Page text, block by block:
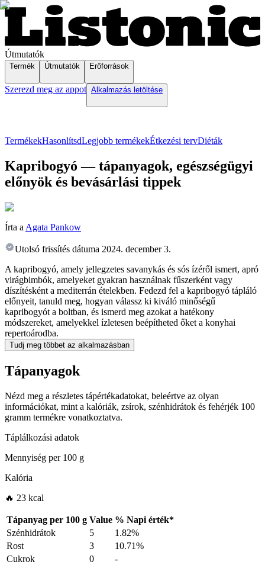
Útmutatók
Termék Útmutatók Erőforrások
Szerezd meg az appot Alkalmazás letöltése
TermékekHasonlítsdLegjobb termékekÉtkezési tervDiéták
Kapribogyó — tápanyagok, egészségügyi
előnyök és bevásárlási tippek
Írta a Agata Pankow
Utolsó frissítés dátuma 2024. december 3.
A kapribogyó, amely jellegzetes savanykás és sós ízéről ismert, apró
virágbimbók, amelyeket gyakran használnak fűszerként vagy
díszítésként a mediterrán ételekben. Fedezd fel a kapribogyó tápláló
előnyeit, tanuld meg, hogyan válassz ki kiváló minőségű
kapribogyót a boltban, és ismerd meg azokat a hatékony
módszereket, amelyekkel ízletesen beépítheted őket a konyhai
repertoárodba.
Tudj meg többet az alkalmazásban
Tápanyagok
Nézd meg a részletes tápértékadatokat, beleértve az olyan
információkat, mint a kalóriák, zsírok, szénhidrátok és fehérjék 100
gramm termékre vonatkoztatva.
Táplálkozási adatok
Mennyiség per100 g
Kalória
🔥 23 kcal
Tápanyag per 100 g Value % Napi érték*
Szénhidrátok
5
1.82%
Rost
3
10.71%
Cukrok
0
-